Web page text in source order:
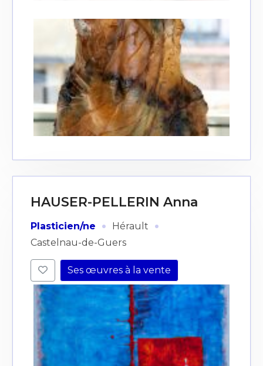
HAUSER-PELLERIN Anna
Plasticien/ne · Hérault ·
Castelnau-de-Guers
Ses œuvres à la vente